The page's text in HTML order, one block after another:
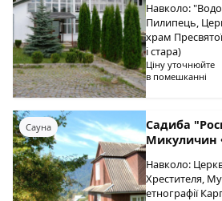
Навколо:
Пилипець,
храм
і стара)
Ціну уточнюйте
в помешканні
Сауна
Садиба
Микуличин
Навколо:
Хрестителя,
етнографії